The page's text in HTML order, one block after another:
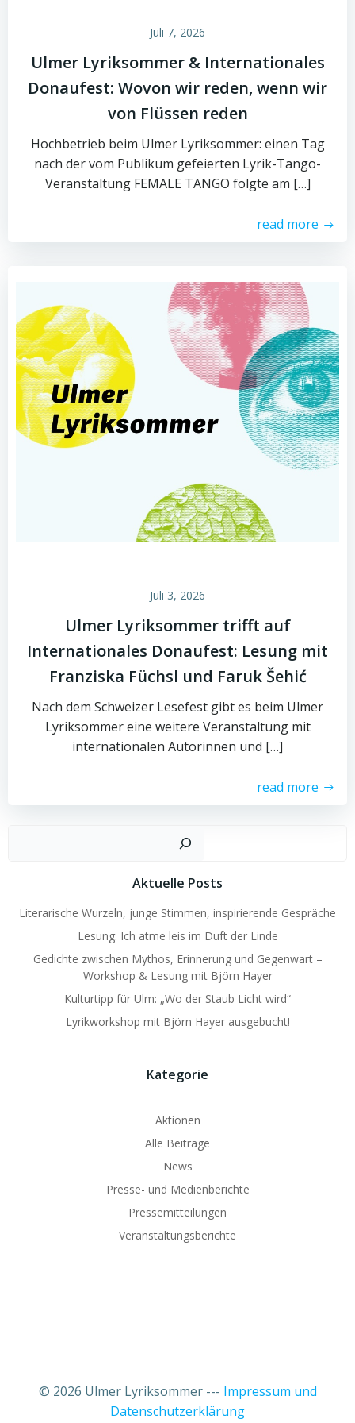
Juli 7, 2026
Ulmer Lyriksommer & Internationales
Donaufest: Wovon wir reden, wenn wir
von Flüssen reden
Hochbetrieb beim Ulmer Lyriksommer: einen Tag
nach der vom Publikum gefeierten Lyrik-Tango-
Veranstaltung FEMALE TANGO folgte am […]
read more
Juli 3, 2026
Ulmer Lyriksommer trifft auf
Internationales Donaufest: Lesung mit
Franziska Füchsl und Faruk Šehić
Nach dem Schweizer Lesefest gibt es beim Ulmer
Lyriksommer eine weitere Veranstaltung mit
internationalen Autorinnen und […]
read more
Aktuelle Posts
Literarische Wurzeln, junge Stimmen, inspirierende Gespräche
Lesung: Ich atme leis im Duft der Linde
Gedichte zwischen Mythos, Erinnerung und Gegenwart –
Workshop & Lesung mit Björn Hayer
Kulturtipp für Ulm: „Wo der Staub Licht wird“
Lyrikworkshop mit Björn Hayer ausgebucht!
Kategorie
Aktionen
Alle Beiträge
News
Presse- und Medienberichte
Pressemitteilungen
Veranstaltungsberichte
© 2026 Ulmer Lyriksommer --- Impressum und
Datenschutzerklärung